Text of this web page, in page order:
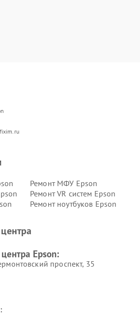
Ремонт МФУ Epson
Ремонт VR систем Epson
Ремонт ноутбуков Epson
Epson:
проспект, 35